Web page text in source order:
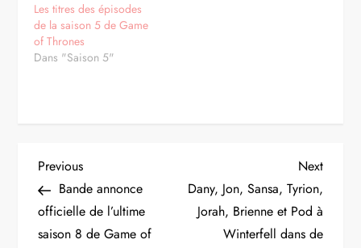
Les titres des épisodes
de la saison 5 de Game
of Thrones
Dans "Saison 5"
N
a
Previous
Post
Previous
Bande annonce
officielle de l’ultime
saison 8 de Game of
Next
Post
Next
Dany, Jon, Sansa, Tyrion,
Jorah, Brienne et Pod à
Winterfell dans de